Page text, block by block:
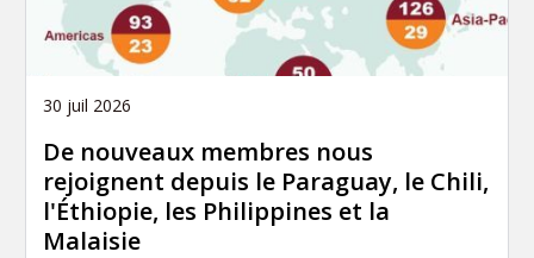
30 juil 2026
De nouveaux membres nous
rejoignent depuis le Paraguay, le Chili,
l'Éthiopie, les Philippines et la
Malaisie